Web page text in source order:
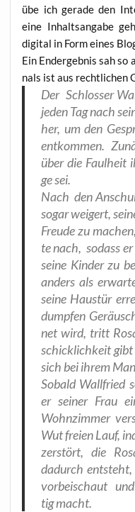
übe ich gera­de den
eine Inhalts­an­ga­be
digi­tal in Form eines
Ein End­ergeb­nis sah
nals ist aus recht­li­chen
Der Schlos­ser
jeden Tag nach
her, um den
ent­kom­men.
über die
ge sei.
Nach den
sogar wei­gert,
Freu­de zu
te nach, sodass
sei­ne Kin­der zu
anders als
sei­ne Haus­tür
dump­fen
net wird, tritt
schick­lich­keit gibt
sich bei ihrem
Sobald Wall­fried
er sei­ner Frau
Wohn­zim­mer
Wut frei­en Lauf,
zer­stört, die
dadurch
vor­bei­schaut
tig macht.